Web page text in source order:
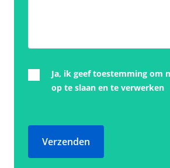
Ja, ik geef toestemming om
op te slaan en te verwerken
Verzenden